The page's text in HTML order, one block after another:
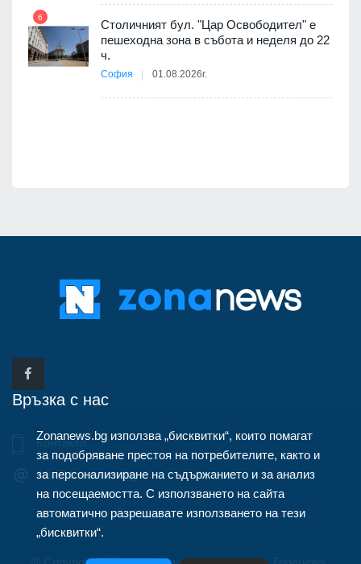
6
Столичният бул. "Цар Освободител" е
пешеходна зона в събота и неделя до 22
ч.
София 01.08.2026г.
Връзка с нас
Контакти
info@zonanews.bg
Zonanews.bg използва „бисквитки“, които помагат
за подобряване престоя на потребителите, както и
за персонализиране на съдържанието и за анализ
на посещаемостта. С използването на сайта
автоматично разрешавате използването на тези
„бисквитки“.